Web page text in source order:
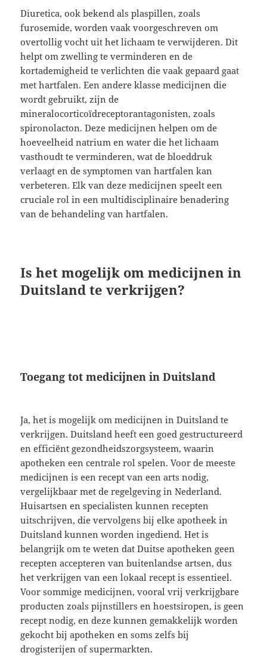
Diuretica, ook bekend als plaspillen, zoals
furosemide, worden vaak voorgeschreven om
overtollig vocht uit het lichaam te verwijderen. Dit
helpt om zwelling te verminderen en de
kortademigheid te verlichten die vaak gepaard gaat
met hartfalen. Een andere klasse medicijnen die
wordt gebruikt, zijn de
mineralocorticoïdreceptorantagonisten, zoals
spironolacton. Deze medicijnen helpen om de
hoeveelheid natrium en water die het lichaam
vasthoudt te verminderen, wat de bloeddruk
verlaagt en de symptomen van hartfalen kan
verbeteren. Elk van deze medicijnen speelt een
cruciale rol in een multidisciplinaire benadering
van de behandeling van hartfalen.
Is het mogelijk om medicijnen in
Duitsland te verkrijgen?
Toegang tot medicijnen in Duitsland
Ja, het is mogelijk om medicijnen in Duitsland te
verkrijgen. Duitsland heeft een goed gestructureerd
en efficiënt gezondheidszorgsysteem, waarin
apotheken een centrale rol spelen. Voor de meeste
medicijnen is een recept van een arts nodig,
vergelijkbaar met de regelgeving in Nederland.
Huisartsen en specialisten kunnen recepten
uitschrijven, die vervolgens bij elke apotheek in
Duitsland kunnen worden ingediend. Het is
belangrijk om te weten dat Duitse apotheken geen
recepten accepteren van buitenlandse artsen, dus
het verkrijgen van een lokaal recept is essentieel.
Voor sommige medicijnen, vooral vrij verkrijgbare
producten zoals pijnstillers en hoestsiropen, is geen
recept nodig, en deze kunnen gemakkelijk worden
gekocht bij apotheken en soms zelfs bij
drogisterijen of supermarkten.